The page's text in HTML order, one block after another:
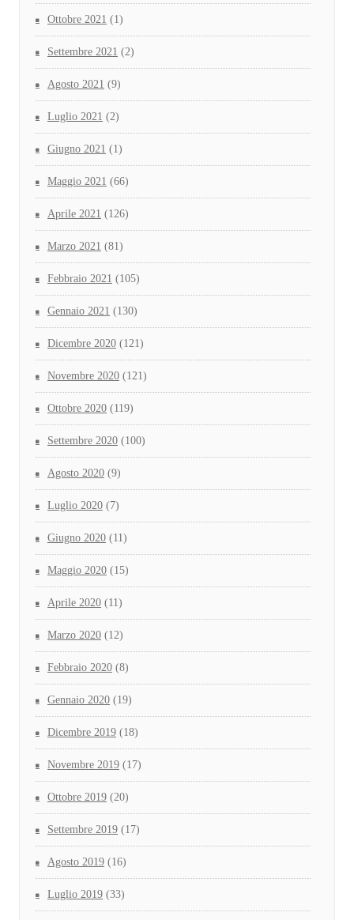
Ottobre 2021 (1)
Settembre 2021 (2)
Agosto 2021 (9)
Luglio 2021 (2)
Giugno 2021 (1)
Maggio 2021 (66)
Aprile 2021 (126)
Marzo 2021 (81)
Febbraio 2021 (105)
Gennaio 2021 (130)
Dicembre 2020 (121)
Novembre 2020 (121)
Ottobre 2020 (119)
Settembre 2020 (100)
Agosto 2020 (9)
Luglio 2020 (7)
Giugno 2020 (11)
Maggio 2020 (15)
Aprile 2020 (11)
Marzo 2020 (12)
Febbraio 2020 (8)
Gennaio 2020 (19)
Dicembre 2019 (18)
Novembre 2019 (17)
Ottobre 2019 (20)
Settembre 2019 (17)
Agosto 2019 (16)
Luglio 2019 (33)